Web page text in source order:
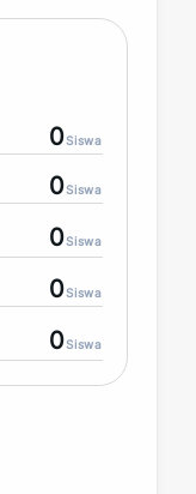
0Siswa
0Siswa
0Siswa
0Siswa
0Siswa